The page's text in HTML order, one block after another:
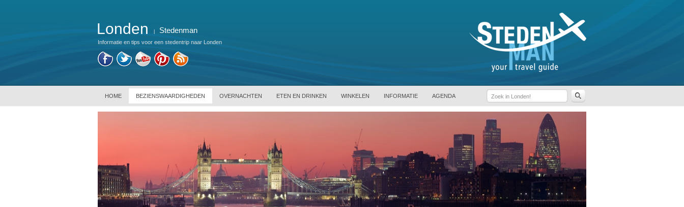
Londen Stedenman
Informatie en tips voor een stedentrip naar Londen
HOME BEZIENSWAARDIGHEDEN OVERNACHTEN ETEN EN DRINKEN WINKELEN INFORMATIE AGENDA